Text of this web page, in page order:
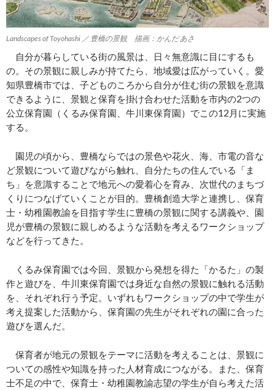
Landscapes of Toyohashi ／ 豊橋の景観 描画：かんだ あさ
自分が暮らしている街の風景は、日々無意識に目にするも
の。その景観に親しみが持てたら、地域愛は広がっていく。愛
知県豊橋市では、子どものころから自分が住む街の景観を意識
できるように、景観と保育を掛け合わせた活動を市内の2つの
公立保育園（くるみ保育園、牛川東保育園）でこの12月に実施
する。
園児の頃から、豊橋ならではの景色や花火、海、市電の音な
ど景観について遊びながら触れ、自分たちの住んでいる「ま
ち」を意識することで地元への愛着心を育み、次世代のまちづ
くりにつなげていくことが目的。豊橋創造大学と連携し、保育
士・幼稚園教諭を目指す学生に豊橋の景観に関する講義や、園
児が豊橋の景観に親しめるような活動を考えるワークショップ
などを行ってきた。
くるみ保育園では今回、景観から発想を得た「かるた」の製
作と遊びを、牛川東保育園では身近な自然の景観に触れる活動
を、それぞれ行う予定。いずれもワークショップの中で学生が
考え提案した活動から、保育園の先生がそれぞれの園に合った
遊びを選んだ。
保育者が地元の景観をテーマに活動を考えることは、景観に
ついての感性や知識を持った人材育成につながる。また、保育
士不足の中で、保育士・幼稚園教諭志望の学生が自ら考えた活